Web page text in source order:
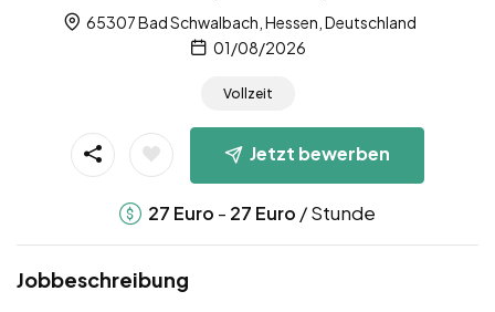
65307 Bad Schwalbach, Hessen, Deutschland
01/08/2026
Vollzeit
Jetzt bewerben
27 Euro - 27 Euro / Stunde
Jobbeschreibung